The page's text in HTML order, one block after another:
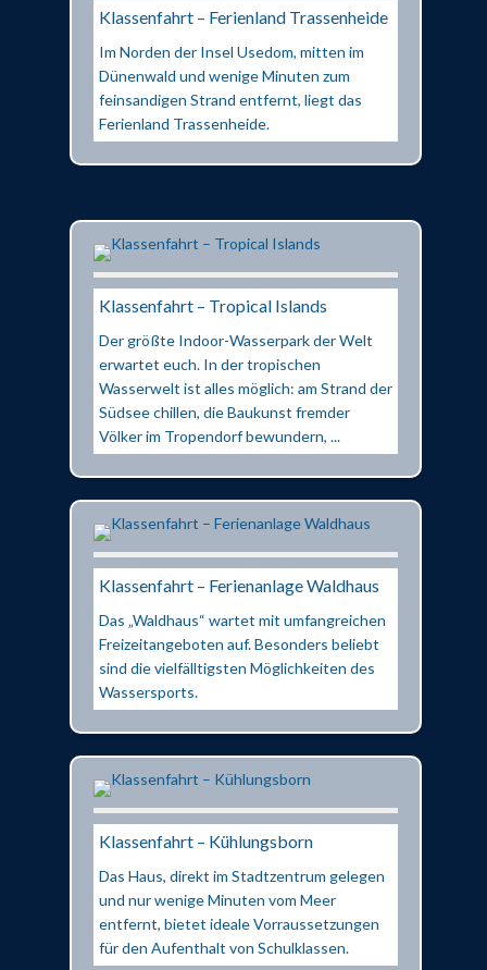
Klassenfahrt – Ferienland Trassenheide
Im Norden der Insel Usedom, mitten im
Dünenwald und wenige Minuten zum
feinsandigen Strand entfernt, liegt das
Ferienland Trassenheide.
Klassenfahrt – Tropical Islands
Der größte Indoor-Wasserpark der Welt
erwartet euch. In der tropischen
Wasserwelt ist alles möglich: am Strand der
Südsee chillen, die Baukunst fremder
Völker im Tropendorf bewundern, ...
Klassenfahrt – Ferienanlage Waldhaus
Das „Waldhaus“ wartet mit umfangreichen
Freizeitangeboten auf. Besonders beliebt
sind die vielfälltigsten Möglichkeiten des
Wassersports.
Klassenfahrt – Kühlungsborn
Das Haus, direkt im Stadtzentrum gelegen
und nur wenige Minuten vom Meer
entfernt, bietet ideale Vorraussetzungen
für den Aufenthalt von Schulklassen.